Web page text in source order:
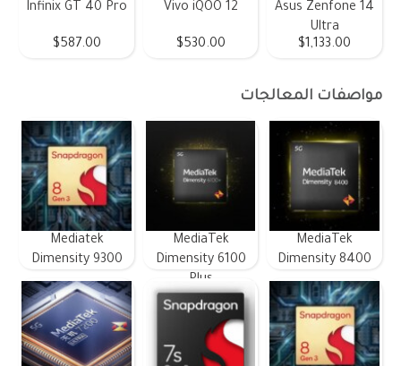
Asus Zenfone 14
Ultra
$1,133.00
Vivo iQOO 12
$530.00
Infinix GT 40 Pro
$587.00
مواصفات المعالجات
MediaTek
Dimensity 8400
MediaTek
Dimensity 6100
Plus
Mediatek
Dimensity 9300